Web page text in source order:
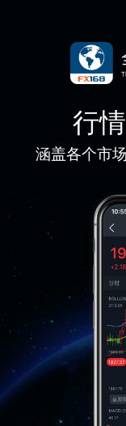
行
涵盖各个市